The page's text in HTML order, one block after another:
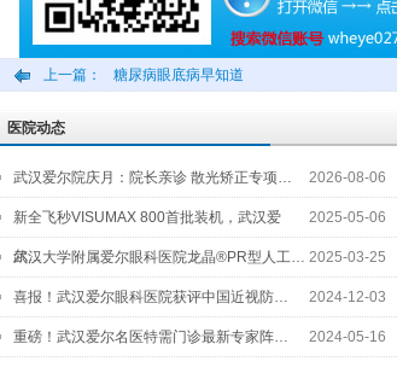
上一篇： 糖尿病眼底病早知道
医院动态
武汉爱尔院庆月：院长亲诊 散光矫正专项… 2026-08-06
新全飞秒VISUMAX 800首批装机，武汉爱
尔…
2025-05-06
武汉大学附属爱尔眼科医院龙晶®PR型人工… 2025-03-25
喜报！武汉爱尔眼科医院获评中国近视防… 2024-12-03
重磅！武汉爱尔名医特需门诊最新专家阵… 2024-05-16